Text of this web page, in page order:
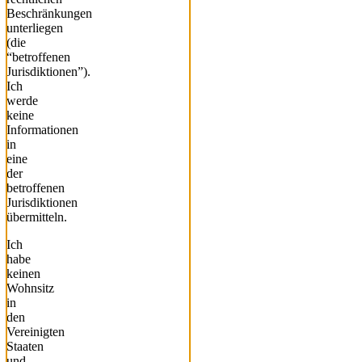
Beschränkungen
unterliegen
(die
“betroffenen
Jurisdiktionen”).
Ich
werde
keine
Informationen
in
eine
der
betroffenen
Jurisdiktionen
übermitteln.
Ich
habe
keinen
Wohnsitz
in
den
Vereinigten
Staaten